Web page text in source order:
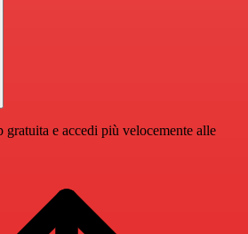
gratuita e accedi più velocemente alle